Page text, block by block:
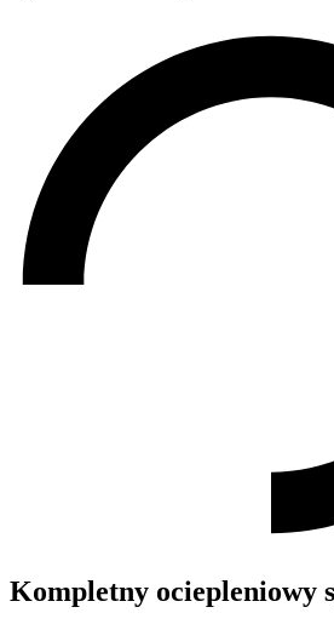
Kompletny ociepleniowy